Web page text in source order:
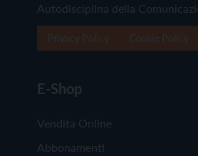
Autodisciplina della
E-Shop
Vendita Online
Abbonamenti